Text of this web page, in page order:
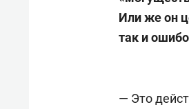
Или же он
так и
— Это